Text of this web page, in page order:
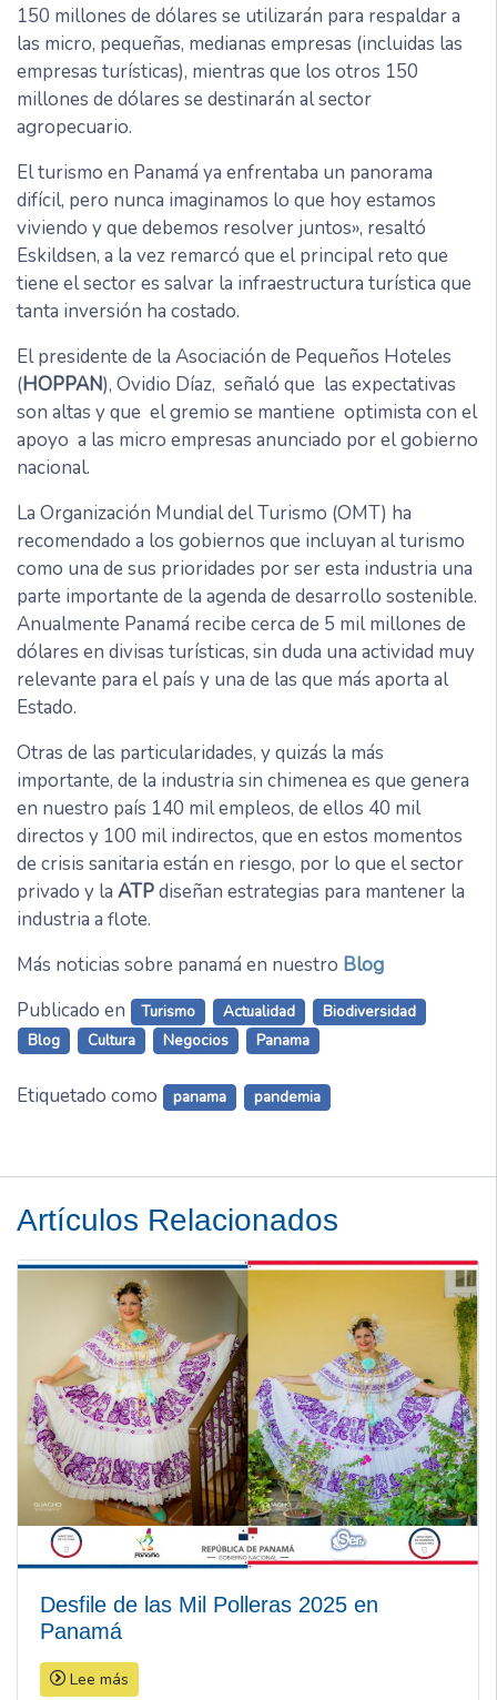
150 millones de dólares se utilizarán para respaldar a
las micro, pequeñas, medianas empresas (incluidas las
empresas turísticas), mientras que los otros 150
millones de dólares se destinarán al sector
agropecuario.
El turismo en Panamá ya enfrentaba un panorama
difícil, pero nunca imaginamos lo que hoy estamos
viviendo y que debemos resolver juntos», resaltó
Eskildsen, a la vez remarcó que el principal reto que
tiene el sector es salvar la infraestructura turística que
tanta inversión ha costado.
El presidente de la Asociación de Pequeños Hoteles
(HOPPAN), Ovidio Díaz, señaló que las expectativas
son altas y que el gremio se mantiene optimista con el
apoyo a las micro empresas anunciado por el gobierno
nacional.
La Organización Mundial del Turismo (OMT) ha
recomendado a los gobiernos que incluyan al turismo
como una de sus prioridades por ser esta industria una
parte importante de la agenda de desarrollo sostenible.
Anualmente Panamá recibe cerca de 5 mil millones de
dólares en divisas turísticas, sin duda una actividad muy
relevante para el país y una de las que más aporta al
Estado.
Otras de las particularidades, y quizás la más
importante, de la industria sin chimenea es que genera
en nuestro país 140 mil empleos, de ellos 40 mil
directos y 100 mil indirectos, que en estos momentos
de crisis sanitaria están en riesgo, por lo que el sector
privado y la ATPdiseñan estrategias para mantener la
industria a flote.
Más noticias sobre panamá en nuestro Blog
Publicado en
Turismo Actualidad
Biodiversidad
Blog
Cultura Negocios Panama
Etiquetado como panama pandemia
Artículos Relacionados
Desfile de las Mil Polleras 2025 en
Panamá
Lee más